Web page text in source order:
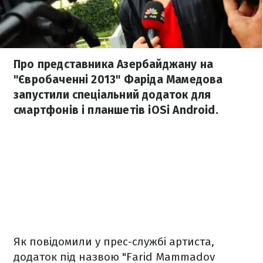
Про представника Азербайджану на
"Євробаченні 2013" Фаріда Мамедова
запустили спеціальний додаток для
смартфонів і планшетів iOSі Android.
Як повідомили у прес-службі артиста,
додаток під назвою "Farid Mammadov